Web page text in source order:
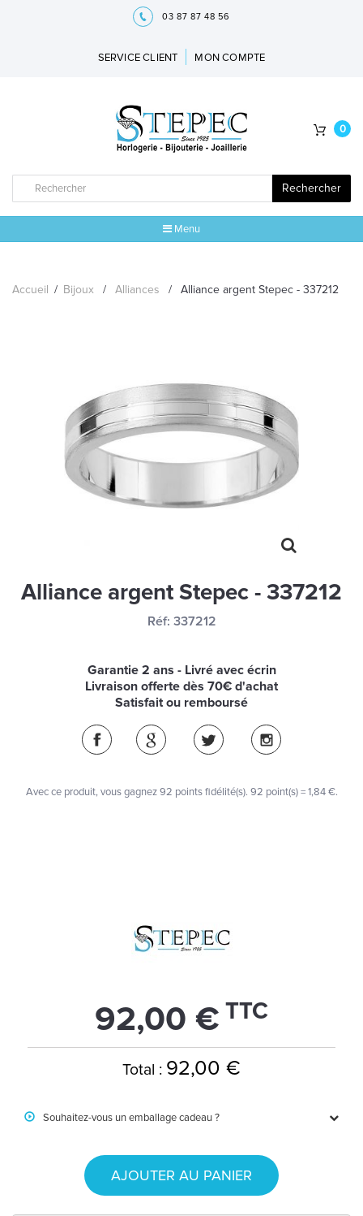
03 87 87 48 56
SERVICE CLIENT MON COMPTE
Rechercher
0
Menu
LES GEORGETTES
SWAROVSKI
BONNES AFFAIRES
CARTES CADEAUX
BLOG
Accueil / Bijoux / Alliances / Alliance argent Stepec - 337212
Alliance argent Stepec - 337212
Réf: 337212
Garantie 2 ans - Livré avec écrin
Livraison offerte dès 70€ d'achat
Satisfait ou remboursé
Avec ce produit, vous gagnez92 points fidélité(s). 92 point(s) =1,84 €.
92,00 € TTC
Total : 92,00 €
Souhaitez-vous un emballage cadeau ?
AJOUTER AU PANIER